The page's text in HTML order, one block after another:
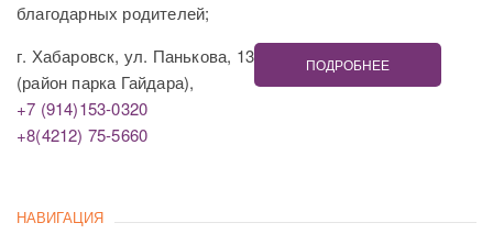
благодарных родителей;
г. Хабаровск, ул. Панькова, 13
(район парка Гайдара),
+7 (914)153-0320
+8(4212) 75-5660
ПОДРОБНЕЕ
НАВИГАЦИЯ